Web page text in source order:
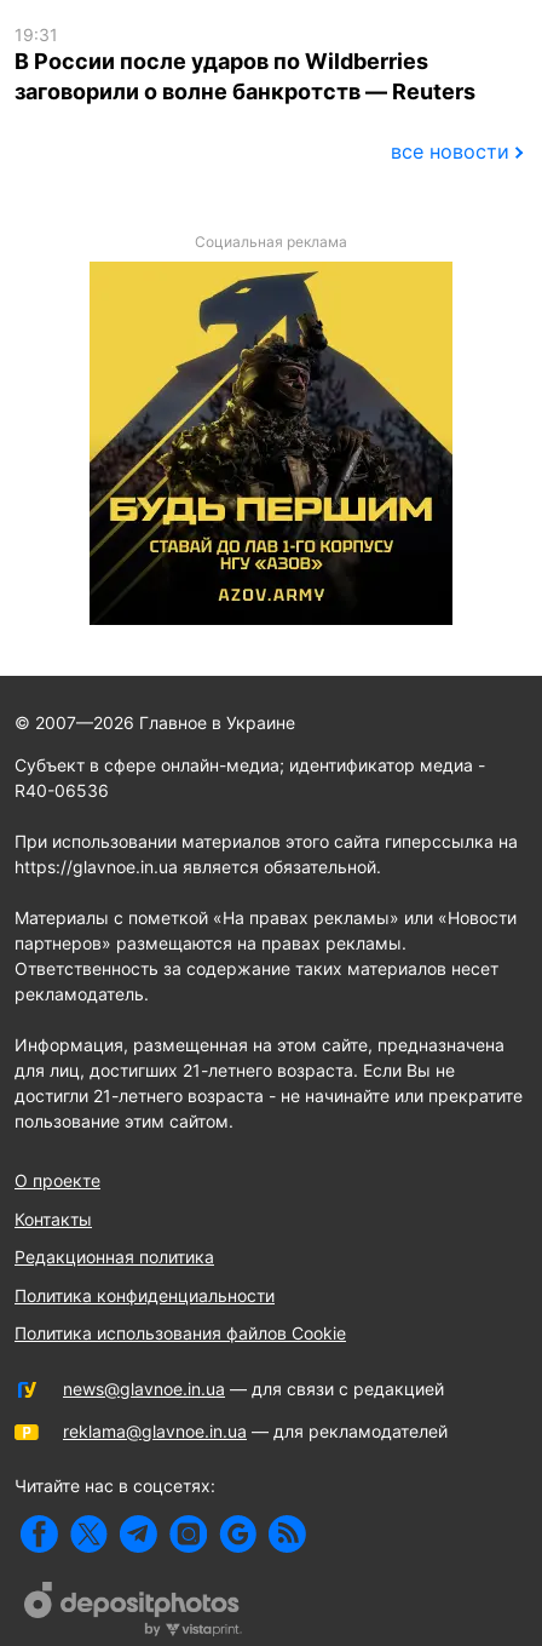
19:31
В России после ударов по Wildberries
заговорили о волне банкротств — Reuters
все новости
Социальная реклама
© 2007—2026 Главное в Украине
Субъект в сфере онлайн-медиа; идентификатор медиа -
R40-06536
При использовании материалов этого сайта гиперссылка на
https://glavnoe.in.ua является обязательной.
Материалы с пометкой «На правах рекламы» или «Новости
партнеров» размещаются на правах рекламы.
Ответственность за содержание таких материалов несет
рекламодатель.
Информация, размещенная на этом сайте, предназначена
для лиц, достигших 21-летнего возраста. Если Вы не
достигли 21-летнего возраста - не начинайте или прекратите
пользование этим сайтом.
О проекте
Контакты
Редакционная политика
Политика конфиденциальности
Политика использования файлов Cookie
news@glavnoe.in.ua — для связи с редакцией
reklama@glavnoe.in.ua — для рекламодателей
Читайте нас в соцсетях: